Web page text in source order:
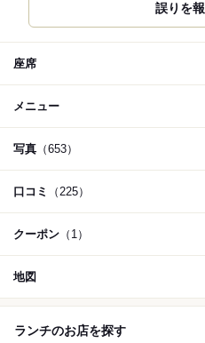
誤りを
座席
メニュー
写真 （653）
口コミ （225）
クーポン （1）
地図
ランチのお店を探す